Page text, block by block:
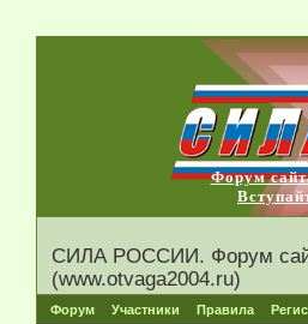
Форум
СИЛА РОССИИ. Форум
(www.otvaga2004.ru)
Форум Участники Правила